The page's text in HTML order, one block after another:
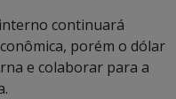
continuará
porém o dólar
e colaborar para a